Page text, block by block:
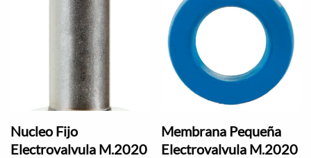
Nucleo Fijo
Electrovalvula M.2020
Membrana Pequeña
Electrovalvula M.2020